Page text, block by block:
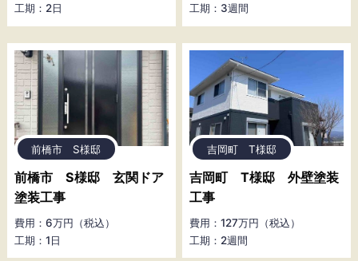
工期：2日
工期：3週間
前橋市 S様邸
前橋市 S様邸 玄関ドア
塗装工事
費用：6万円（税込）
工期：1日
吉岡町 T様邸
吉岡町 T様邸 外壁塗装
工事
費用：127万円（税込）
工期：2週間